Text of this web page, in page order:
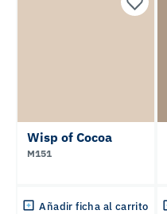
Wisp of Cocoa
M151
Añadir ficha al carrito